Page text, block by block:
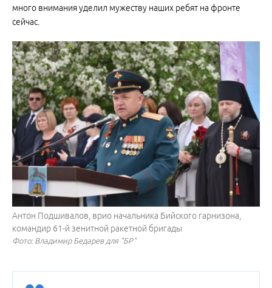
много внимания уделил мужеству наших ребят на фронте
сейчас.
Антон Подшивалов, врио начальника Бийского гарнизона,
командир 61-й зенитной ракетной бригады
Фото: Владимир Бедарев для "БР"